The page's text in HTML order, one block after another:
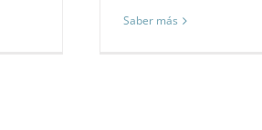
Saber más